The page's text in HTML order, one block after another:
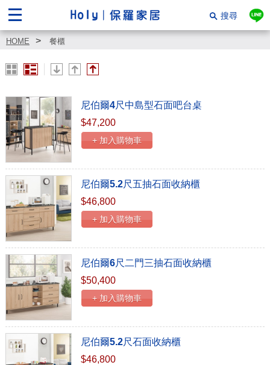
搜尋
HOME 餐櫃
尼伯爾4尺中島型石面吧台桌
$47,200
+ 加入購物車
尼伯爾5.2尺五抽石面收納櫃
$46,800
+ 加入購物車
尼伯爾6尺二門三抽石面收納櫃
$50,400
+ 加入購物車
尼伯爾5.2尺石面收納櫃
$46,800